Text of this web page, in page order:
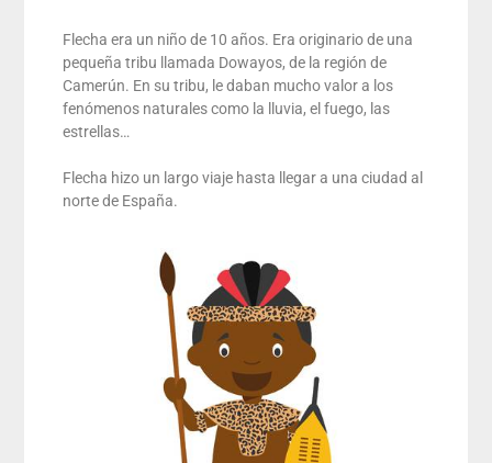
Flecha era un niño de 10 años. Era originario de una
pequeña tribu llamada Dowayos, de la región de
Camerún. En su tribu, le daban mucho valor a los
fenómenos naturales como la lluvia, el fuego, las
estrellas…
Flecha hizo un largo viaje hasta llegar a una ciudad al
norte de España.